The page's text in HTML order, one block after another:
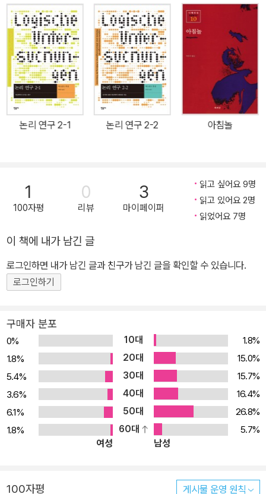
사조의 하나가 되었으며, 철학에서뿐만 아니라 인문학, 사회과학, 예
술 등 여러 분야에서 광범위한 영향을 미치고 있다.
동’으로 왕성하게 발전하면서 현대의 철학뿐 아니라 인문?사회과학
과 문화예술 전반에 매우 깊은 영향을 지속적으로 끼쳐 왔으며 우리
나라에도 현상학과 현상학자 관련 연구나 서적이 많이 소개되었다.
그러나 정작 현상학의 창시자인 후설을 본격적으로 다룬 연구는 미미
해 후설현상학이 충분히 이해되지 못했다. 특히 후설현상학은 좀 더
독특한 배경과 원인 때문에 오랫동안 편견과 왜곡된 해석으로 뒤엉킨
매우 견고하고도 두꺼운 껍질에 에워싸여 있다. 그러므로 후설의 사
상과 현상을 올바로 이해하고 적용하려면, 후설의 사상을 ‘기술적 현
설현상학의 슬로건인 “사태 그 자체로”처럼, 후설로 돌아가 후설과
더불어 철학, 즉 현상학을 해야만 한다. 이러한 의미에서 이 책은 후설
의 사상을 대표하는 가장 중요한 철학서로서, 후설현상학의 참모습을
유명한 이 책의 독서를 돕기 위해 1권의 도입부에 해제를 작성했으며,
책 말미에는 후설의 연보와 저술 목록을 실어 독자가 후설의 연구 방
향과 의도를 정확하게 파악할 수 있도록 도왔다. ■ 후설현상학의 탄
초함으로써 철학의 참된 출발점을 근원적으로 건설하고자 자신의 관
점을 끊임없이 비판해 갔다. 이 과정에서 스스로 만족할 수 없으면 줄
곧 검토하고 수정했을 뿐 어떤 자료도 발표하지 않았다. 그래서 생전
에는 『산술철학』(1891), 『논리 연구』 1권(1900), 『논리 연구』 2권(1
901), 『엄밀한 학문(으로서의 철학)』(1911), 『(순수현상학과 현상학
적 철학의) 이념들』 제1권(1913), 『시간의식』(1928), 『형식논리학
과 선험논리학』(1929), 『(데카르트적) 성찰』(프랑스어판, 1931),
『(유럽 학문의) 위기(와 선험적 현상학)』(1936)만 출간되었다. 더구
문』까지 10년 동안, 또한 『이념들』 1권부터 『형식논리학과 선험논리
논리 연구 2-1 논리 연구 2-2 아침놀
1
100자평
0
리뷰
3
마이페이퍼
읽고 싶어요 9명
읽고 있어요 2명
읽었어요 7명
이 책에 내가 남긴 글
로그인하면 내가 남긴 글과 친구가 남긴 글을 확인할 수 있습니다.
로그인하기
구매자 분포
0% 10대
1.8%
1.8%
20대
15.0%
5.4%
30대
15.7%
3.6%
40대
16.4%
6.1%
50대
26.8%
1.8%
60대
5.7%
여성
남성
100자평 게시물 운영 원칙